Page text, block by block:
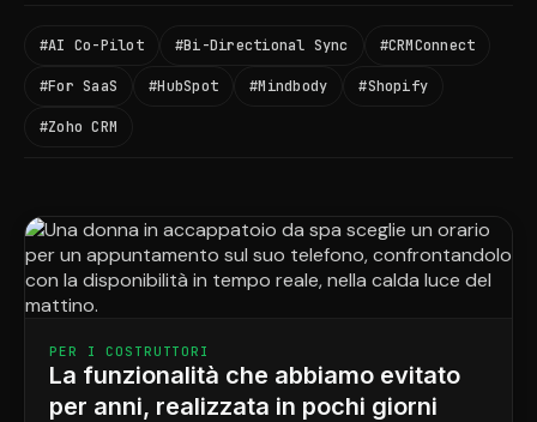
#AI Co-Pilot #Bi-Directional Sync #CRMConnect
#For SaaS #HubSpot #Mindbody #Shopify
#Zoho CRM
PER I COSTRUTTORI
La funzionalità che abbiamo evitato
per anni, realizzata in pochi giorni